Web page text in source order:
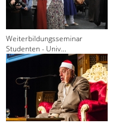
Weiterbildungsseminar
Studenten - Univ...